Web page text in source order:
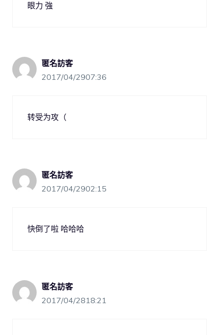
眼力 強
匿名訪客
2017/04/2907:36
转受为攻（
匿名訪客
2017/04/2902:15
快倒了啦 哈哈哈
匿名訪客
2017/04/2818:21